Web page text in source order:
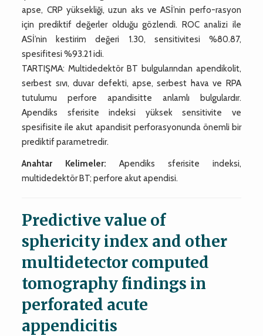
apse, CRP yüksekliği, uzun aks ve ASİ’nin perfo-rasyon
için prediktif değerler olduğu gözlendi. ROC analizi ile
ASİ’nin kestirim değeri 1.30, sensitivitesi %80.87,
spesifitesi %93.21 idi.
TARTIŞMA: Multidedektör BT bulgularından apendikolit,
serbest sıvı, duvar defekti, apse, serbest hava ve RPA
tutulumu perfore apandisitte anlamlı bulgulardır.
Apendiks sferisite indeksi yüksek sensitivite ve
spesifisite ile akut apandisit perforasyonunda önemli bir
prediktif parametredir.
Anahtar Kelimeler: Apendiks sferisite indeksi,
multidedektör BT; perfore akut apendisi.
Predictive value of
sphericity index and other
multidetector computed
tomography findings in
perforated acute
appendicitis